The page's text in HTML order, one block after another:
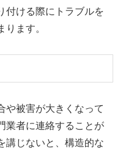
付ける際にトラブルを
ます。
や被害が大きくなって
業者に連絡することが
講じないと、構造的な